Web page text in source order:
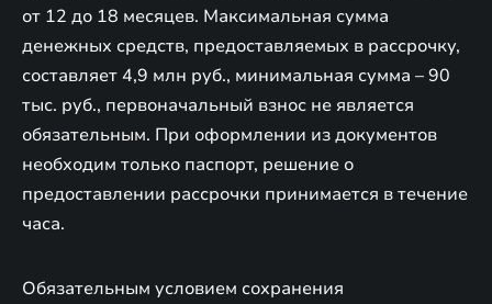
от 12 до 18 месяцев. Максимальная сумма
денежных средств, предоставляемых в рассрочку,
составляет 4,9 млн руб., минимальная сумма – 90
тыс. руб., первоначальный взнос не является
обязательным. При оформлении из документов
необходим только паспорт, решение о
предоставлении рассрочки принимается в течение
часа.
Обязательным условием сохранения